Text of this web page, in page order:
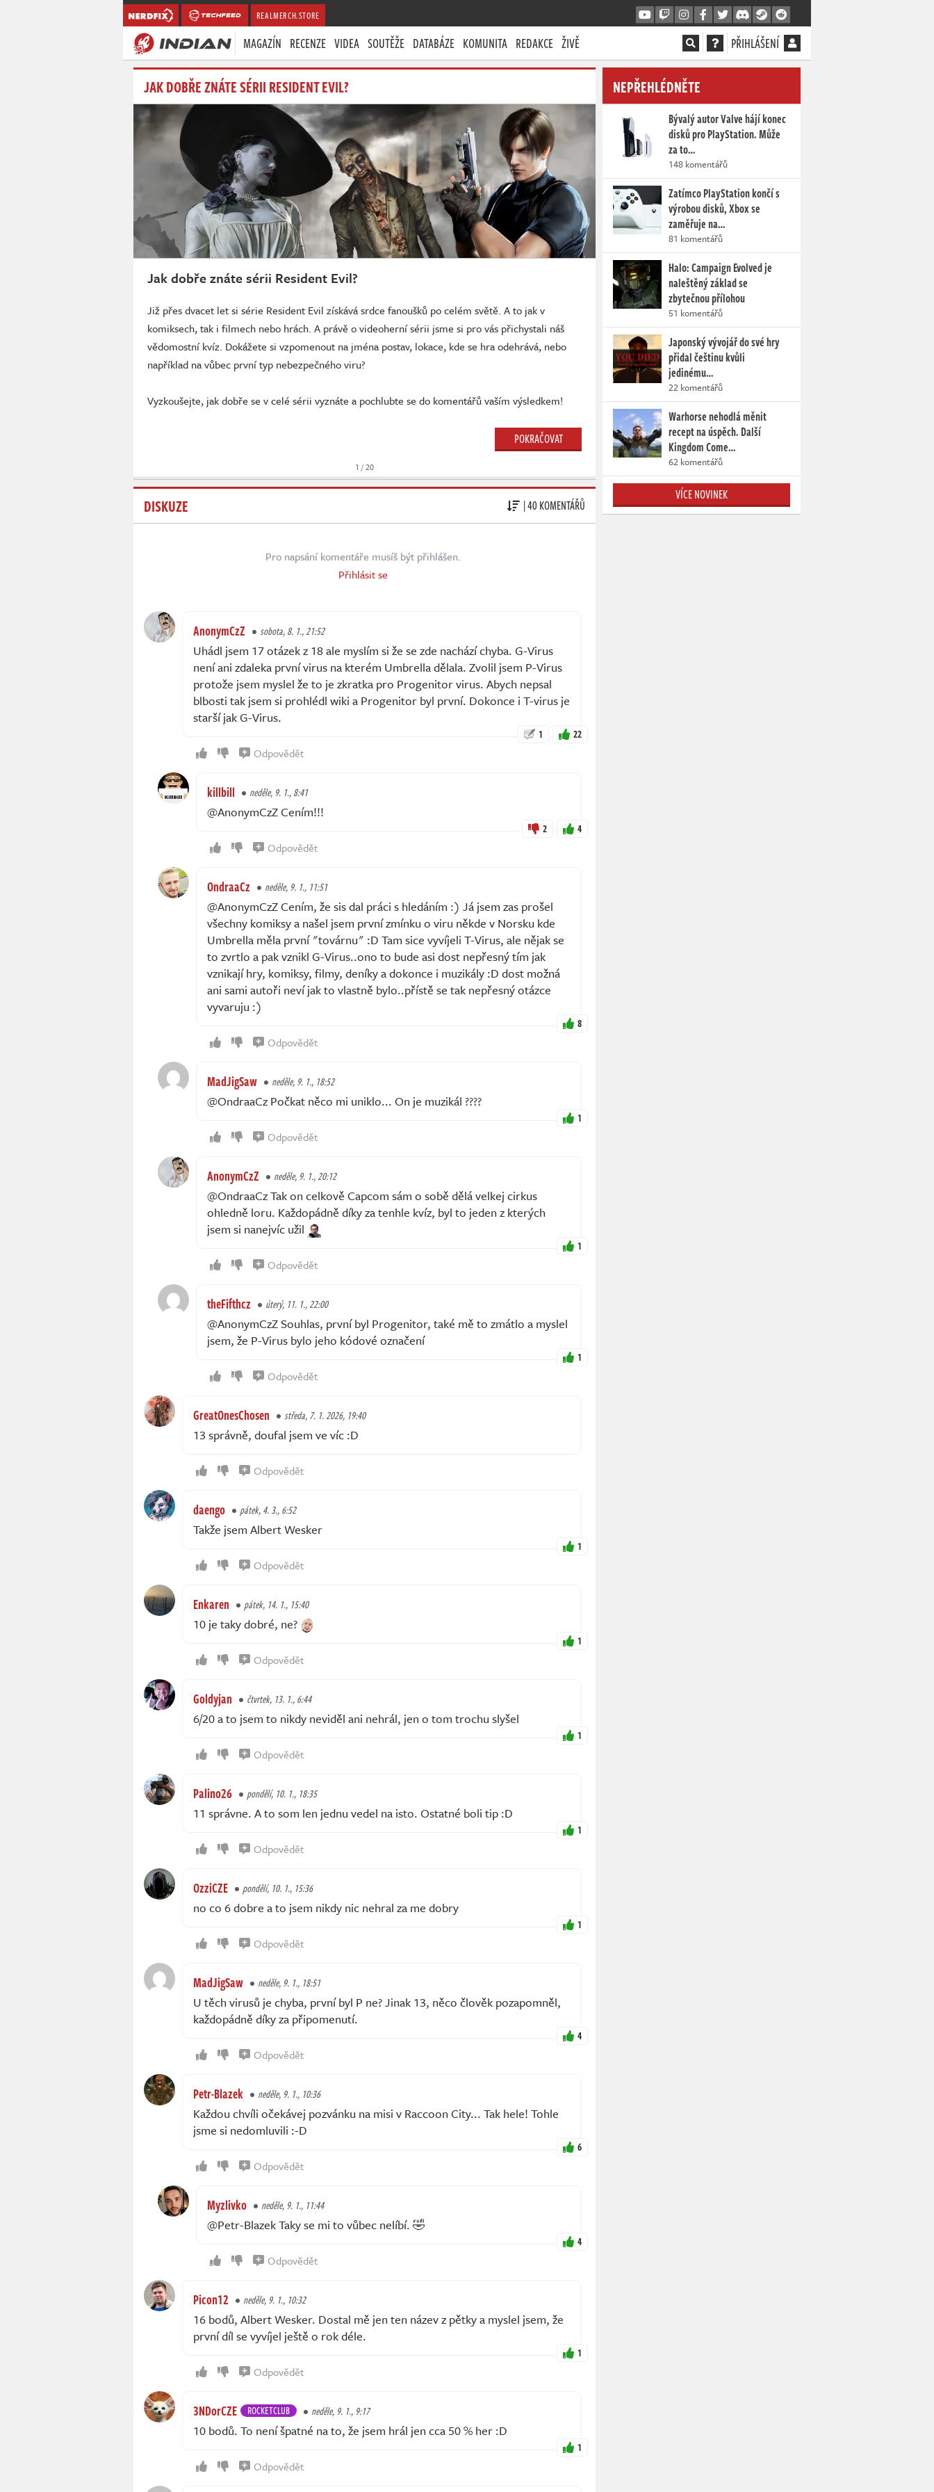
REALMERCH.STORE
MAGAZÍN RECENZE VIDEA SOUTĚŽE DATABÁZE KOMUNITA REDAKCE ŽIVĚ PŘIHLÁŠENÍ
JAK DOBŘE ZNÁTE SÉRII RESIDENT EVIL?
Jak dobře znáte sérii Resident Evil?
Již přes dvacet let si série Resident Evil získává srdce fanoušků po celém světě. A to jak v
komiksech, tak i filmech nebo hrách. A právě o videoherní sérii jsme si pro vás přichystali náš
vědomostní kvíz. Dokážete si vzpomenout na jména postav, lokace, kde se hra odehrává, nebo
například na vůbec první typ nebezpečného viru?
Vyzkoušejte, jak dobře se v celé sérii vyznáte a pochlubte se do komentářů vaším výsledkem!
POKRAČOVAT
1 / 20
DISKUZE | 40 KOMENTÁŘŮ
Pro napsání komentáře musíš být přihlášen.
Přihlásit se
AnonymCzZ sobota, 8. 1., 21:52
Uhádl jsem 17 otázek z 18 ale myslím si že se zde nachází chyba. G-Virus
není ani zdaleka první virus na kterém Umbrella dělala. Zvolil jsem P-Virus
protože jsem myslel že to je zkratka pro Progenitor virus. Abych nepsal
blbosti tak jsem si prohlédl wiki a Progenitor byl první. Dokonce i T-virus je
starší jak G-Virus.
1 22
Odpovědět
killbill neděle, 9. 1., 8:41
@AnonymCzZ Cením!!!
2 4
Odpovědět
OndraaCz neděle, 9. 1., 11:51
@AnonymCzZ Cením, že sis dal práci s hledáním :) Já jsem zas prošel
všechny komiksy a našel jsem první zmínku o viru někde v Norsku kde
Umbrella měla první "továrnu" :D Tam sice vyvíjeli T-Virus, ale nějak se
to zvrtlo a pak vznikl G-Virus..ono to bude asi dost nepřesný tím jak
vznikají hry, komiksy, filmy, deníky a dokonce i muzikály :D dost možná
ani sami autoři neví jak to vlastně bylo..přístě se tak nepřesný otázce
vyvaruju :)
8
Odpovědět
MadJigSaw neděle, 9. 1., 18:52
@OndraaCz Počkat něco mi uniklo... On je muzikál ????
1
Odpovědět
AnonymCzZ neděle, 9. 1., 20:12
@OndraaCz Tak on celkově Capcom sám o sobě dělá velkej cirkus
ohledně loru. Každopádně díky za tenhle kvíz, byl to jeden z kterých
jsem si nanejvíc užil
1
Odpovědět
theFifthcz úterý, 11. 1., 22:00
@AnonymCzZ Souhlas, první byl Progenitor, také mě to zmátlo a myslel
jsem, že P-Virus bylo jeho kódové označení
1
Odpovědět
GreatOnesChosen středa, 7. 1. 2026, 19:40
13 správně, doufal jsem ve víc :D
Odpovědět
daengo pátek, 4. 3., 6:52
Takže jsem Albert Wesker
1
Odpovědět
Enkaren pátek, 14. 1., 15:40
10 je taky dobré, ne?
1
Odpovědět
Goldyjan čtvrtek, 13. 1., 6:44
6/20 a to jsem to nikdy neviděl ani nehrál, jen o tom trochu slyšel
1
Odpovědět
Palino26 pondělí, 10. 1., 18:35
11 správne. A to som len jednu vedel na isto. Ostatné boli tip :D
1
Odpovědět
OzziCZE pondělí, 10. 1., 15:36
no co 6 dobre a to jsem nikdy nic nehral za me dobry
1
Odpovědět
MadJigSaw neděle, 9. 1., 18:51
U těch virusů je chyba, první byl P ne? Jinak 13, něco člověk pozapomněl,
každopádně díky za připomenutí.
4
Odpovědět
Petr-Blazek neděle, 9. 1., 10:36
Každou chvíli očekávej pozvánku na misi v Raccoon City... Tak hele! Tohle
jsme si nedomluvili :-D
6
Odpovědět
Myzlivko neděle, 9. 1., 11:44
@Petr-Blazek Taky se mi to vůbec nelíbí. 🤣
4
Odpovědět
Picon12 neděle, 9. 1., 10:32
16 bodů, Albert Wesker. Dostal mě jen ten název z pětky a myslel jsem, že
první díl se vyvíjel ještě o rok déle.
1
Odpovědět
3NDorCZE ROCKETCLUB neděle, 9. 1., 9:17
10 bodů. To není špatné na to, že jsem hrál jen cca 50 % her :D
1
Odpovědět
NEPŘEHLÉDNĚTE
Bývalý autor Valve hájí konec
disků pro PlayStation. Může
za to…
148 komentářů
Zatímco PlayStation končí s
výrobou disků, Xbox se
zaměřuje na…
81 komentářů
Halo: Campaign Evolved je
naleštěný základ se
zbytečnou přílohou
51 komentářů
Japonský vývojář do své hry
přidal češtinu kvůli
jedinému…
22 komentářů
Warhorse nehodlá měnit
recept na úspěch. Další
Kingdom Come…
62 komentářů
VÍCE NOVINEK